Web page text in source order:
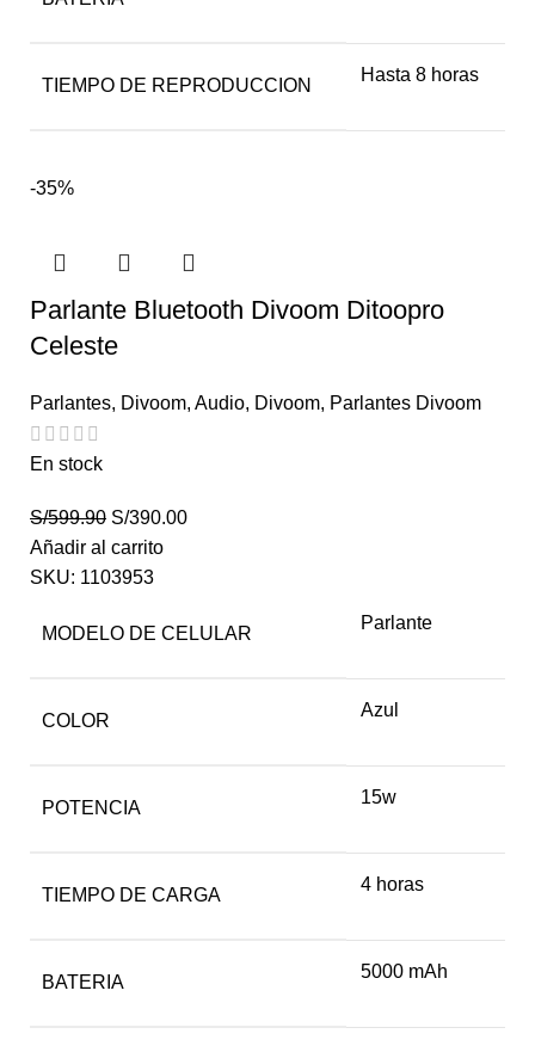
TIEMPO DE REPRODUCCION
Hasta 8 horas
-35%
Parlante Bluetooth Divoom Ditoopro
Celeste
Parlantes, Divoom, Audio, Divoom, Parlantes Divoom
En stock
S/599.90 S/390.00
Añadir al carrito
SKU: 1103953
MODELO DE CELULAR
Parlante
COLOR
Azul
POTENCIA
15w
TIEMPO DE CARGA
4 horas
BATERIA
5000 mAh